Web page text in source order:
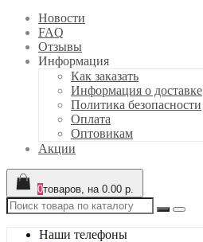
Новости
FAQ
Отзывы
Информация
Как заказать
Информация о доставке
Политика безопасности
Оплата
Оптовикам
Акции
0товаров, на 0.00 р.
Наши телефоны